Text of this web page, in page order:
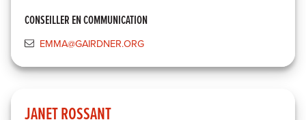
CONSEILLER EN COMMUNICATION
EMMA@GAIRDNER.ORG
JANET ROSSANT